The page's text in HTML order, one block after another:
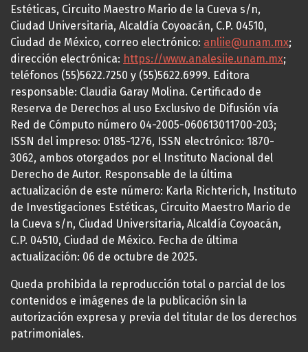
Estéticas, Circuito Maestro Mario de la Cueva s/n,
Ciudad Universitaria, Alcaldía Coyoacán, C.P. 04510,
Ciudad de México, correo electrónico: anliie@unam.mx;
dirección electrónica: https://www.analesiie.unam.mx;
teléfonos (55)5622.7250 y (55)5622.6999. Editora
responsable: Claudia Garay Molina. Certificado de
Reserva de Derechos al uso Exclusivo de Difusión vía
Red de Cómputo número 04-2005-060613011700-203;
ISSN del impreso: 0185-1276, ISSN electrónico: 1870-
3062, ambos otorgados por el Instituto Nacional del
Derecho de Autor. Responsable de la última
actualización de este número: Karla Richterich, Instituto
de Investigaciones Estéticas, Circuito Maestro Mario de
la Cueva s/n, Ciudad Universitaria, Alcaldía Coyoacán,
C.P. 04510, Ciudad de México. Fecha de última
actualización: 06 de octubre de 2025.
Queda prohibida la reproducción total o parcial de los
contenidos e imágenes de la publicación sin la
autorización expresa y previa del titular de los derechos
patrimoniales.